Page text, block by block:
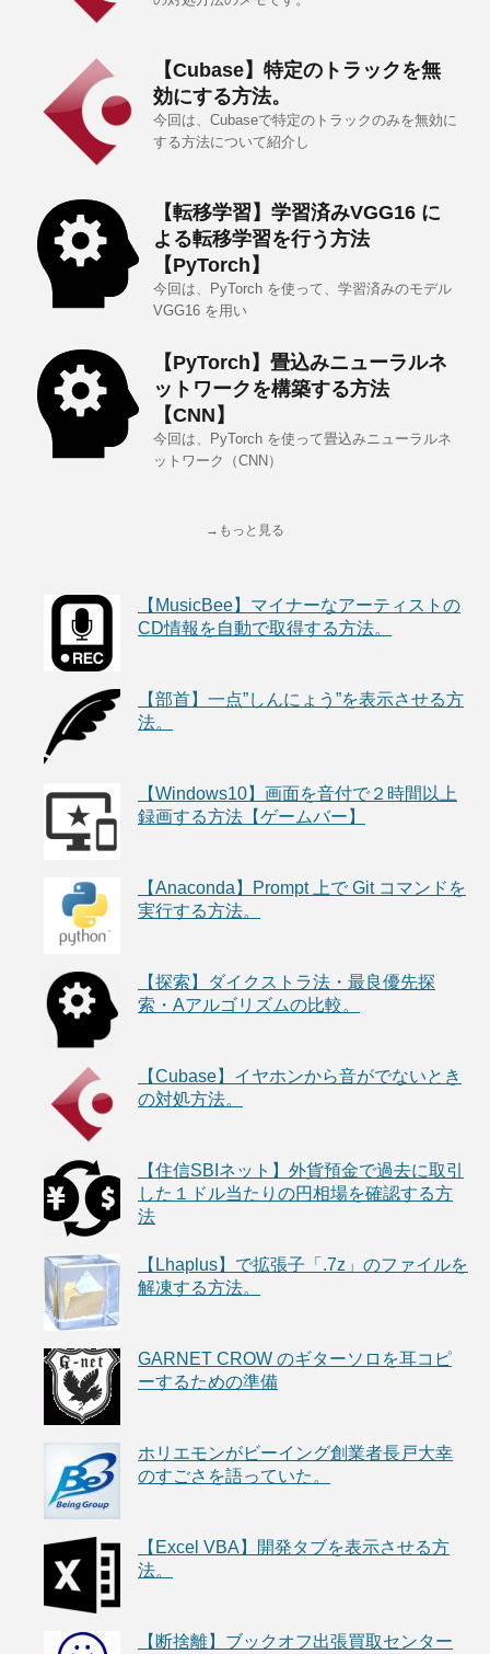
【Cubase】特定のトラックを無
効にする方法。
今回は、Cubaseで特定のトラックのみを無効に
する方法について紹介し
【転移学習】学習済みVGG16 に
よる転移学習を行う方法
【PyTorch】
今回は、PyTorch を使って、学習済みのモデル
VGG16 を用い
【PyTorch】畳込みニューラルネ
ットワークを構築する方法
【CNN】
今回は、PyTorch を使って畳込みニューラルネ
ットワーク（CNN）
→もっと見る
【MusicBee】マイナーなアーティストの
CD情報を自動で取得する方法。
【部首】一点”しんにょう”を表示させる方
法。
【Windows10】画面を音付で２時間以上
録画する方法【ゲームバー】
【Anaconda】Prompt 上で Git コマンドを
実行する方法。
【探索】ダイクストラ法・最良優先探
索・Aアルゴリズムの比較。
【Cubase】イヤホンから音がでないとき
の対処方法。
【住信SBIネット】外貨預金で過去に取引
した１ドル当たりの円相場を確認する方
法
【Lhaplus】で拡張子「.7z」のファイルを
解凍する方法。
GARNET CROW のギターソロを耳コピ
ーするための準備
ホリエモンがビーイング創業者長戸大幸
のすごさを語っていた。
【Excel VBA】開発タブを表示させる方
法。
【断捨離】ブックオフ出張買取センター